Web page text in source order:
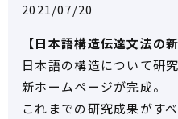
2021/07/20
【日本語構造伝達文法の
日本語の構造について研
新ホームページが完成。
これまでの研究成果がす